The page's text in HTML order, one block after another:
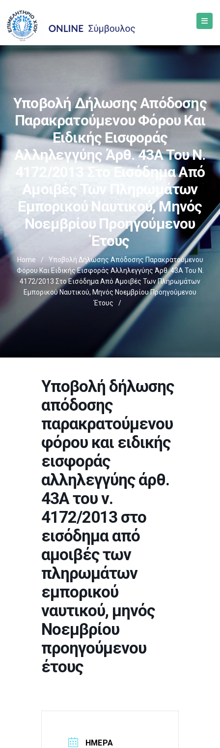
Υποβολή Δήλωσης Απόδοσης
Παρακρατούμενου Φόρου Και
Ειδικής Εισφοράς
Αλληλεγγύης Άρθ. 43Α Του Ν.
4172/2013 Στο Εισόδημα Από
Αμοιβές Των Πληρωμάτων
Εμπορικού Ναυτικού, Μηνός
Νοεμβρίου Προηγούμενου
Έτους
Home /
Υποβολή Δήλωσης Απόδοσης Παρακρατούμενου
Φόρου Και Ειδικής Εισφοράς Αλληλεγγύης Άρθ. 43Α Του Ν.
4172/2013 Στο Εισόδημα Από Αμοιβές Των Πληρωμάτων
Εμπορικού Ναυτικού, Μηνός Νοεμβρίου Προηγούμενου
Έτους
/
Υποβολή δήλωσης
απόδοσης
παρακρατούμενου
φόρου και ειδικής
εισφοράς
αλληλεγγύης άρθ.
43Α του ν.
4172/2013 στο
εισόδημα από
αμοιβές των
πληρωμάτων
εμπορικού
ναυτικού, μηνός
Νοεμβρίου
προηγούμενου
έτους
ΗΜΕΡΑ